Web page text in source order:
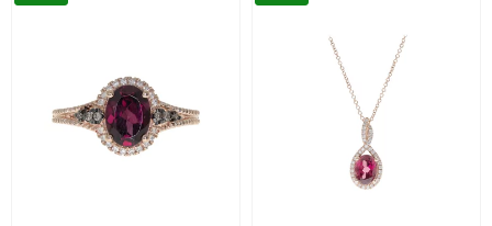
SLIJPVORM
SLIJPVORM EXACT